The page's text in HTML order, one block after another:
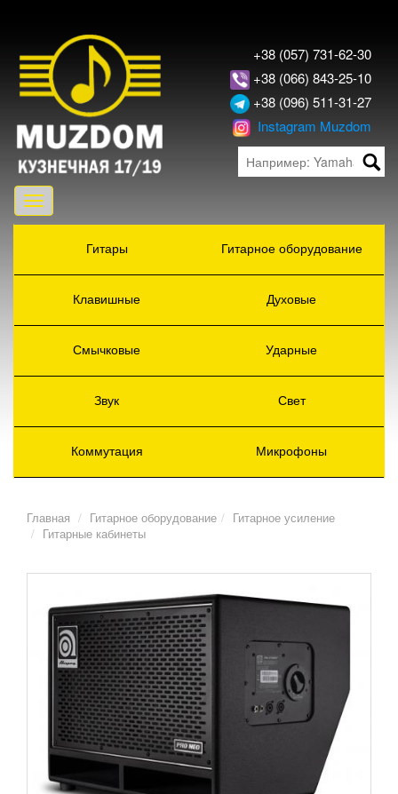
+38 (057) 731-62-30
+38 (066) 843-25-10
+38 (096) 511-31-27
Instagram Muzdom
Toggle
navigation
Гитары
Гитарное оборудование
Клавишные Духовые
Смычковые Ударные
Звук Свет
Коммутация Микрофоны
Главная Гитарное оборудование
Гитарное усиление
Гитарные кабинеты